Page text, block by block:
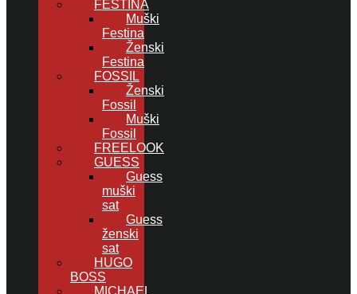
FESTINA
Muški
Festina
Ženski
Festina
FOSSIL
Ženski
Fossil
Muški
Fossil
FREELOOK
GUESS
Guess
muški
sat
Guess
ženski
sat
HUGO
BOSS
MICHAEL